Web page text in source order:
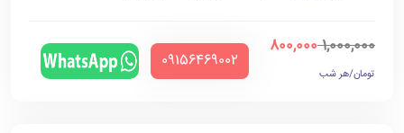
1,000,000
800,000
تومان/هر شب
‪09156469002‬